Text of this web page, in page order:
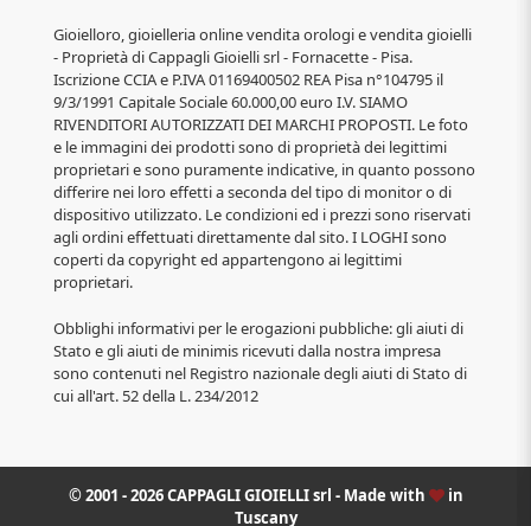
Gioielloro, gioielleria online vendita orologi e vendita gioielli
- Proprietà di Cappagli Gioielli srl - Fornacette - Pisa.
Iscrizione CCIA e P.IVA 01169400502 REA Pisa n°104795 il
9/3/1991 Capitale Sociale 60.000,00 euro I.V. SIAMO
RIVENDITORI AUTORIZZATI DEI MARCHI PROPOSTI. Le foto
e le immagini dei prodotti sono di proprietà dei legittimi
proprietari e sono puramente indicative, in quanto possono
differire nei loro effetti a seconda del tipo di monitor o di
dispositivo utilizzato. Le condizioni ed i prezzi sono riservati
agli ordini effettuati direttamente dal sito. I LOGHI sono
coperti da copyright ed appartengono ai legittimi
proprietari.
Obblighi informativi per le erogazioni pubbliche: gli aiuti di
Stato e gli aiuti de minimis ricevuti dalla nostra impresa
sono contenuti nel Registro nazionale degli aiuti di Stato di
cui all'art. 52 della L. 234/2012
© 2001 - 2026 CAPPAGLI GIOIELLI srl - Made with
in
Tuscany